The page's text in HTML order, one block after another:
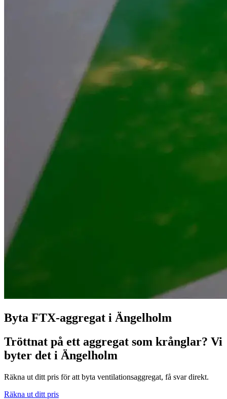
Byta FTX-aggregat i Ängelholm
Tröttnat på ett aggregat som krånglar? Vi
byter det i Ängelholm
Räkna ut ditt pris för att byta ventilationsaggregat, få svar direkt.
Räkna ut ditt pris